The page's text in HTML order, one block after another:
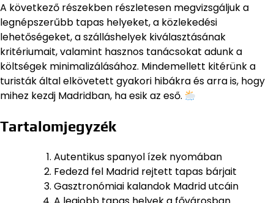
A következő részekben részletesen megvizsgáljuk a
legnépszerűbb tapas helyeket, a közlekedési
lehetőségeket, a szálláshelyek kiválasztásának
kritériumait, valamint hasznos tanácsokat adunk a
költségek minimalizálásához. Mindemellett kitérünk a
turisták által elkövetett gyakori hibákra és arra is, hogy
mihez kezdj Madridban, ha esik az eső.
Tartalomjegyzék
Autentikus spanyol ízek nyomában
Fedezd fel Madrid rejtett tapas bárjait
Gasztronómiai kalandok Madrid utcáin